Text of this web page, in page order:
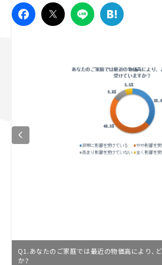
Q1.あなたのご家庭では最近の物価高により、
か？
Campaign
人気のハッシュタグ